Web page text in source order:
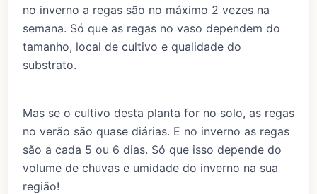
no inverno a regas são no máximo 2 vezes na
semana. Só que as regas no vaso dependem do
tamanho, local de cultivo e qualidade do
substrato.
Mas se o cultivo desta planta for no solo, as regas
no verão são quase diárias. E no inverno as regas
são a cada 5 ou 6 dias. Só que isso depende do
volume de chuvas e umidade do inverno na sua
região!